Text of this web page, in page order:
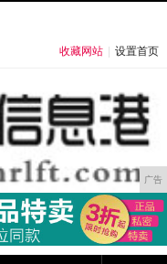
收藏网站 设置首页
广告